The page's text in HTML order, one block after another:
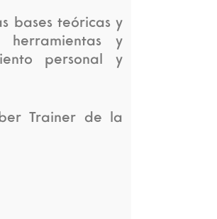
bases teóricas y
y
personal y
Trainer de la